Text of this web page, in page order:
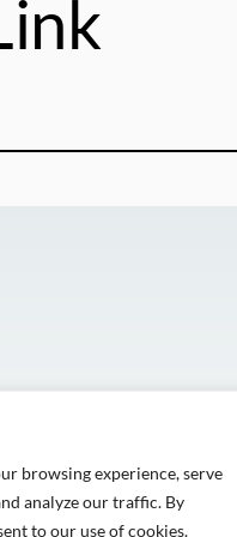
browsing experience, serve
analyze our traffic. By
to our use of cookies.